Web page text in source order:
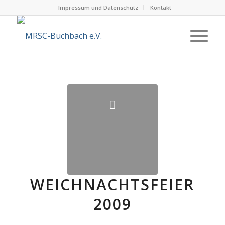
Impressum und Datenschutz Kontakt
WEICHNACHTSFEIER
2009